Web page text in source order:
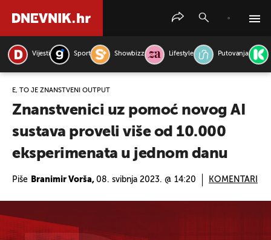
Vijesti Sport Showbizz Lifestyle Putovanja
E, TO JE ZNANSTVENI OUTPUT
Znanstvenici uz pomoć novog AI
sustava proveli više od 10.000
eksperimenata u jednom danu
Piše Branimir Vorša, 08. svibnja 2023. @ 14:20 KOMENTARI
PRETRAŽITE VIJESTI